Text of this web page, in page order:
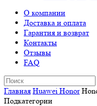
О компании
Доставка и оплата
Гарантия и возврат
Контакты
Отзывы
FAQ
Главная Huawei Honor
Подкатегории